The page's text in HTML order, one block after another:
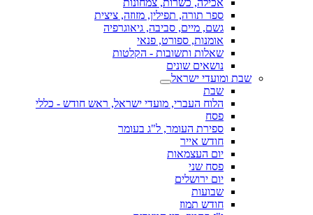
אכילה, כשרות, צמחונות
ספר תורה, תפילין, מזוזה, ציצית
גשם, מיים, סביבה, גיאוגרפיה
אומנות, ספורט, פנאי
שאלות ותשובות - הקלטות
נושאים שונים
שבת ומועדי ישראל
שבת
הלוח העברי, מועדי ישראל, ראש חודש - כללי
פסח
ספירת העומר, ל"ג בעומר
חודש אייר
יום העצמאות
פסח שני
יום ירושלים
שבועות
חודש תמוז